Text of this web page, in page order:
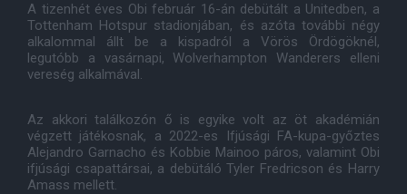
A tizenhét éves Obi február 16-án debütált a Unitedben, a
Tottenham Hotspur stadionjában, és azóta további négy
alkalommal állt be a kispadról a Vörös Ördögöknél,
legutóbb a vasárnapi, Wolverhampton Wanderers elleni
vereség alkalmával.
Az akkori találkozón ő is egyike volt az öt akadémián
végzett játékosnak, a 2022-es Ifjúsági FA-kupa-győztes
Alejandro Garnacho és Kobbie Mainoo páros, valamint Obi
ifjúsági csapattársai, a debütáló Tyler Fredricson és Harry
Amass mellett.